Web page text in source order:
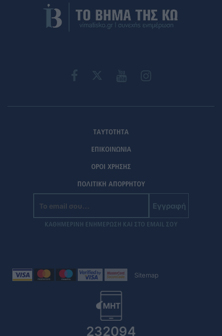
ΤΑΥΤΟΤΗΤΑ
ΕΠΙΚΟΙΝΩΝΙΑ
ΟΡΟΙ ΧΡΗΣΗΣ
ΠΟΛΙΤΙΚΗ ΑΠΟΡΡΗΤΟΥ
Εγγραφή
ΚΑΘΗΜΕΡΙΝΗ ΕΝΗΜΕΡΩΣΗ ΚΑΙ ΣΤΟ EMAIL ΣΟΥ
Sitemap
232094